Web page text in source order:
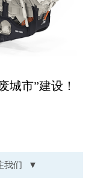
城市”建设！
我们 ▼